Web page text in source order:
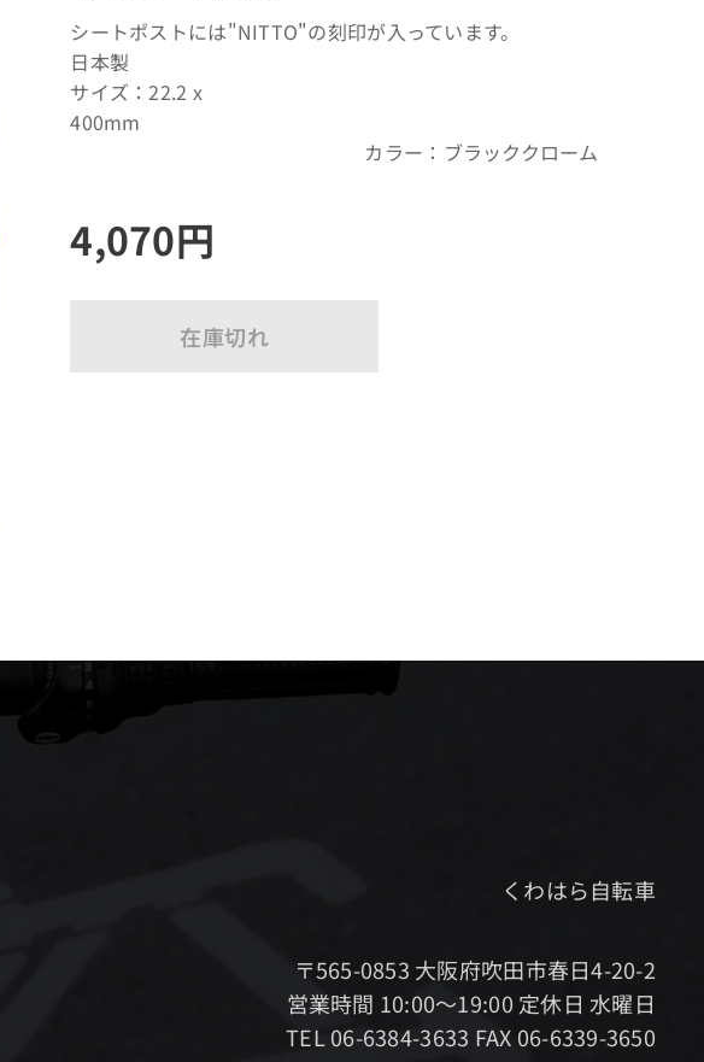
シートポストには"NITTO"の刻印が入っています。
日本製
サイズ：22.2 x
400mm
カラー：ブラッククローム
4,070円
在庫切れ
くわはら自転車
〒565-0853 大阪府吹田市春日4-20-2
営業時間 10:00～19:00 定休日 水曜日
TEL 06-6384-3633 FAX 06-6339-3650